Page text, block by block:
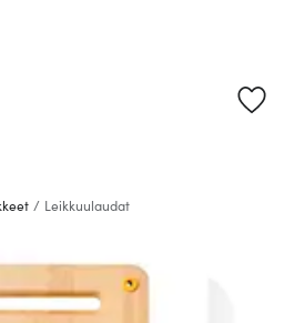
/ Leikkuulaudat